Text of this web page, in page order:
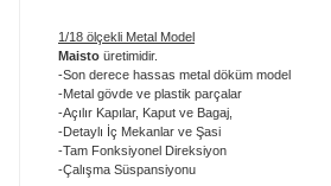
1/18 ölçekli Metal Model
Maisto üretimidir.
-Son derece hassas metal döküm model
-Metal gövde ve plastik parçalar
-Açılır Kapılar, Kaput ve Bagaj,
-Detaylı İç Mekanlar ve Şasi
-Tam Fonksiyonel Direksiyon
-Çalışma Süspansiyonu